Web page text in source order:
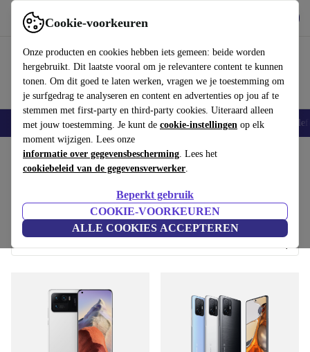
Cookie-voorkeuren
Onze producten en cookies hebben iets gemeen: beide worden
hergebruikt. Dit laatste vooral om je relevantere content te kunnen
tonen. Om dit goed te laten werken, vragen we je toestemming om
je surfgedrag te analyseren en content en advertenties op jou af te
stemmen met first-party en third-party cookies. Uiteraard alleen
met jouw toestemming. Je kunt de cookie-instellingen op elk
moment wijzigen. Lees onze
informatie over gegevensbescherming. Lees het
cookiebeleid van de gegevensverwerker.
Beperkt gebruik
COOKIE-VOORKEUREN
ALLE COOKIES ACCEPTEREN
Gebruik refurbed snel en eenvoudig
Smartphones Laptops Tablets Smartwatches Accessoires
Kies apparaat
Welke telefoon wil je verkopen?